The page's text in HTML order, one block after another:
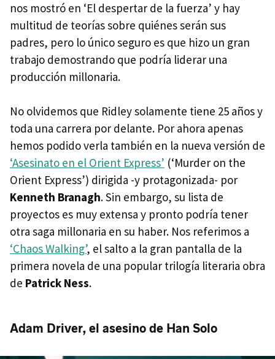
nos mostró en ‘El despertar de la fuerza’ y hay
multitud de teorías sobre quiénes serán sus
padres, pero lo único seguro es que hizo un gran
trabajo demostrando que podría liderar una
producción millonaria.
No olvidemos que Ridley solamente tiene 25 años y
toda una carrera por delante. Por ahora apenas
hemos podido verla también en la nueva versión de
‘Asesinato en el Orient Express’ (‘Murder on the
Orient Express’) dirigida -y protagonizada- por
Kenneth Branagh. Sin embargo, su lista de
proyectos es muy extensa y pronto podría tener
otra saga millonaria en su haber. Nos referimos a
‘Chaos Walking’, el salto a la gran pantalla de la
primera novela de una popular trilogía literaria obra
de Patrick Ness.
Adam Driver, el asesino de Han Solo